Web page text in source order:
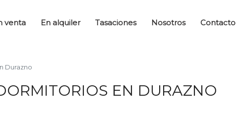
venta En alquiler Tasaciones Nosotros Contacto
Durazno
EN DURAZNO